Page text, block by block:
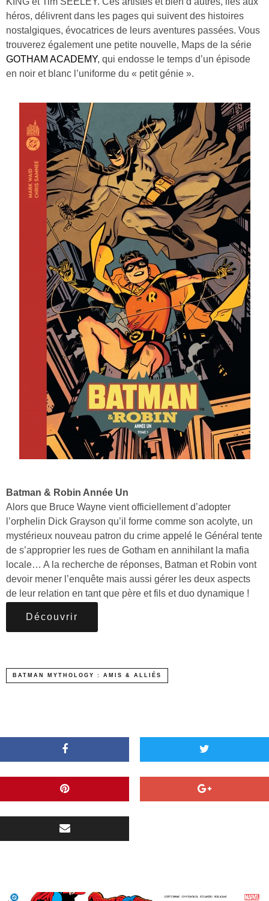
héros, délivrent dans les pages qui suivent des histoires
nostalgiques, évocatrices de leurs aventures passées. Vous
trouverez également une petite nouvelle, Maps de la série
GOTHAM ACADEMY, qui endosse le temps d’un épisode
en noir et blanc l’uniforme du « petit génie ».
Batman & Robin Année Un
Alors que Bruce Wayne vient officiellement d’adopter
l’orphelin Dick Grayson qu’il forme comme son acolyte, un
mystérieux nouveau patron du crime appelé le Général tente
de s’approprier les rues de Gotham en annihilant la mafia
locale… A la recherche de réponses, Batman et Robin vont
devoir mener l’enquête mais aussi gérer les deux aspects
de leur relation en tant que père et fils et duo dynamique !
Découvrir
BATMAN MYTHOLOGY : AMIS & ALLIÉS